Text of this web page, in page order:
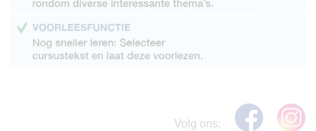
Volg ons: